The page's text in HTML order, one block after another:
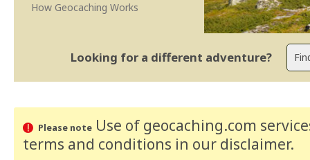
How Geocaching Works
Looking for a different adventure?
Please noteUse of geocaching.com
terms and conditions in our disclaimer.